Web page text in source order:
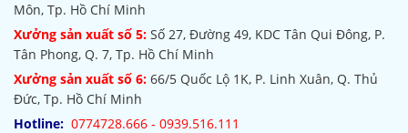
Môn, Tp. Hồ Chí Minh
Xưởng sản xuất số 5: Số 27, Đường 49, KDC Tân Qui Đông, P.
Tân Phong, Q. 7, Tp. Hồ Chí Minh
Xưởng sản xuất số 6: 66/5 Quốc Lộ 1K, P. Linh Xuân, Q. Thủ
Đức, Tp. Hồ Chí Minh
Hotline: 0774728.666 - 0939.516.111